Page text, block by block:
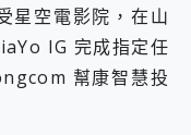
星空電影院，在山
IG 完成指定任
幫康智慧投